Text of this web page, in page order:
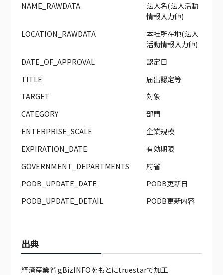
NAME_RAWDATA
法人名(法人活動
情報入力値)
LOCATION_RAWDATA
本社所在地(法人
活動情報入力値)
DATE_OF_APPROVAL
認定日
TITLE
届出認定等
TARGET
対象
CATEGORY
部門
ENTERPRISE_SCALE
企業規模
EXPIRATION_DATE
有効期限
GOVERNMENT_DEPARTMENTS
府省
PODB_UPDATE_DATE
PODB更新日
PODB_UPDATE_DETAIL
PODB更新内容
出典
経済産業省 gBizINFOをもとにtruestarで加工